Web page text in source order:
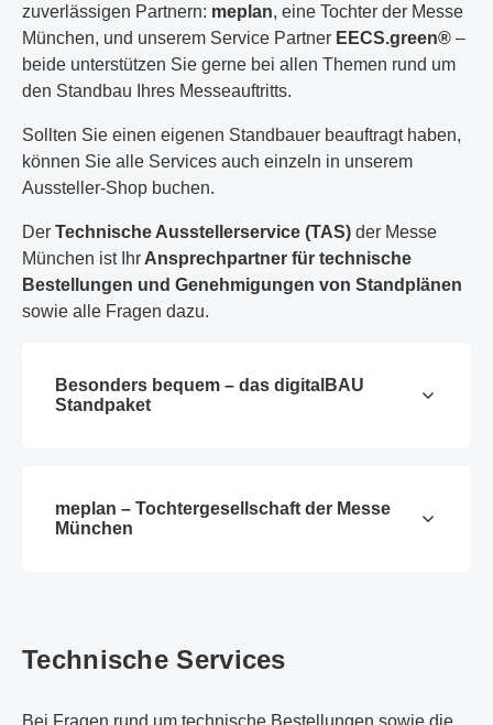
zuverlässigen Partnern: meplan, eine Tochter der Messe
München, und unserem Service Partner EECS.green® –
beide unterstützen Sie gerne bei allen Themen rund um
den Standbau Ihres Messeauftritts.
Sollten Sie einen eigenen Standbauer beauftragt haben,
können Sie alle Services auch einzeln in unserem
Aussteller-Shop buchen.
Der Technische Ausstellerservice (TAS) der Messe
München ist Ihr Ansprechpartner für technische
Bestellungen und Genehmigungen von Standplänen
sowie alle Fragen dazu.
Besonders bequem – das digitalBAU
Standpaket
meplan – Tochtergesellschaft der Messe
München
Technische Services
Bei Fragen rund um technische Bestellungen sowie die